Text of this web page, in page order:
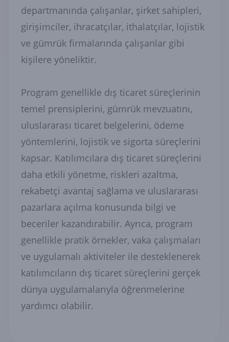
departmanında çalışanlar, şirket sahipleri,
girişimciler, ihracatçılar, ithalatçılar, lojistik
ve gümrük firmalarında çalışanlar gibi
kişilere yöneliktir.
Program genellikle dış ticaret süreçlerinin
temel prensiplerini, gümrük mevzuatını,
uluslararası ticaret belgelerini, ödeme
yöntemlerini, lojistik ve sigorta süreçlerini
kapsar. Katılımcılara dış ticaret süreçlerini
daha etkili yönetme, riskleri azaltma,
rekabetçi avantaj sağlama ve uluslararası
pazarlara açılma konusunda bilgi ve
beceriler kazandırabilir. Ayrıca, program
genellikle pratik örnekler, vaka çalışmaları
ve uygulamalı aktiviteler ile desteklenerek
katılımcıların dış ticaret süreçlerini gerçek
dünya uygulamalarıyla öğrenmelerine
yardımcı olabilir.